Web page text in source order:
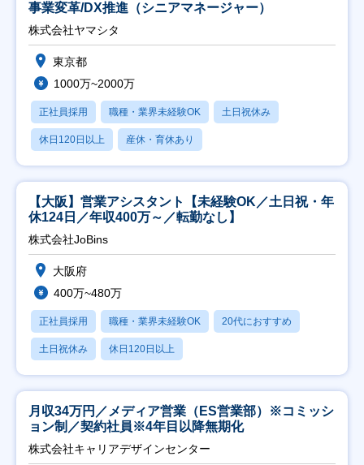
事業変革/DX推進（シニアマネージャー）
株式会社ヤマシタ
東京都
1000万~2000万
正社員採用 職種・業界未経験OK 土日祝休み
休日120日以上 産休・育休あり
【大阪】営業アシスタント【未経験OK／土日祝・年
休124日／年収400万～／転勤なし】
株式会社JoBins
大阪府
400万~480万
正社員採用 職種・業界未経験OK 20代におすすめ
土日祝休み 休日120日以上
月収34万円／メディア営業（ES営業部）※コミッシ
ョン制／契約社員※4年目以降無期化
株式会社キャリアデザインセンター